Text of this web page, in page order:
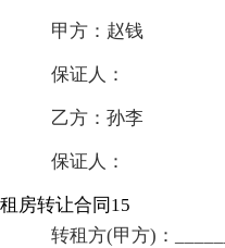
甲方：赵钱
保证人：
乙方：孙李
保证人：
租房转让合同15
转租方(甲方)：